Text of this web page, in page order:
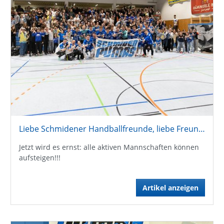
Liebe Schmidener Handballfreunde, liebe Freundeskreismitglieder !
Jetzt wird es ernst: alle aktiven Mannschaften können
aufsteigen!!!
Artikel anzeigen